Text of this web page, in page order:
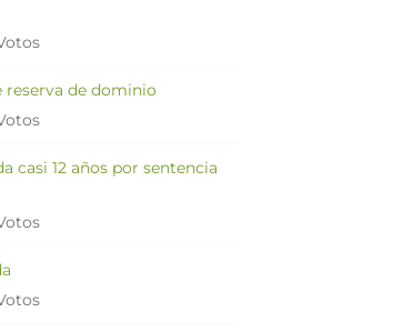
de dominio
casi 12 años por sentencia